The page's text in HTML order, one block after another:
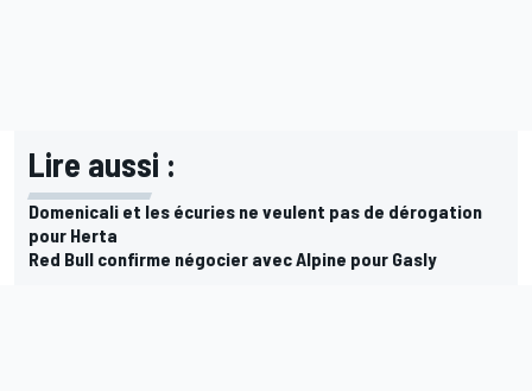
Lire aussi :
Domenicali et les écuries ne veulent pas de dérogation
pour Herta
Red Bull confirme négocier avec Alpine pour Gasly